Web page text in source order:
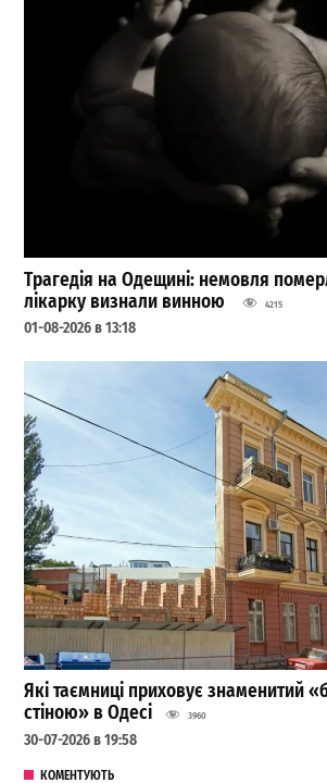
Трагедія на Одещині: немовля
лікарку визнали винною
4215
01-08-2026 в 13:18
Які таємниці приховує знаменитий
стіною» в Одесі
3960
30-07-2026 в 19:58
КОМЕНТУЮТЬ